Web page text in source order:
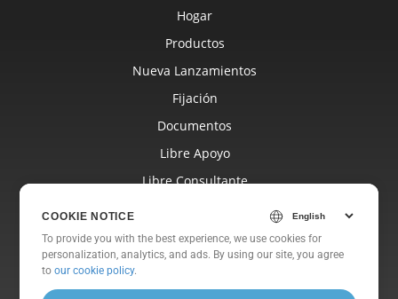
Hogar
Productos
Nueva Lanzamientos
Fijación
Documentos
Libre Apoyo
Libre Consultante
Sitios Web
Sobre
COOKIE NOTICE
To provide you with the best experience, we use cookies for
personalization, analytics, and ads. By using our site, you agree
toour cookie policy.